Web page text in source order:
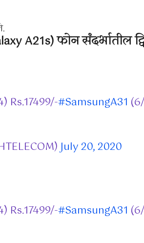
A21s) फोन संदर्भातील
Rs.17499/-#SamsungA31
July 20, 2020
Rs.17499/-#SamsungA31